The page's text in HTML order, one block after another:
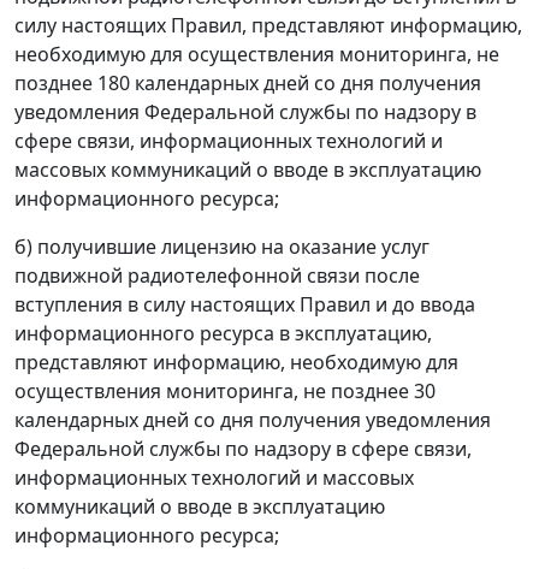
силу настоящих Правил, представляют информацию,
необходимую для осуществления мониторинга, не
позднее 180 календарных дней со дня получения
уведомления Федеральной службы по надзору в
сфере связи, информационных технологий и
массовых коммуникаций о вводе в эксплуатацию
информационного ресурса;
б) получившие лицензию на оказание услуг
подвижной радиотелефонной связи после
вступления в силу настоящих Правил и до ввода
информационного ресурса в эксплуатацию,
представляют информацию, необходимую для
осуществления мониторинга, не позднее 30
календарных дней со дня получения уведомления
Федеральной службы по надзору в сфере связи,
информационных технологий и массовых
коммуникаций о вводе в эксплуатацию
информационного ресурса;